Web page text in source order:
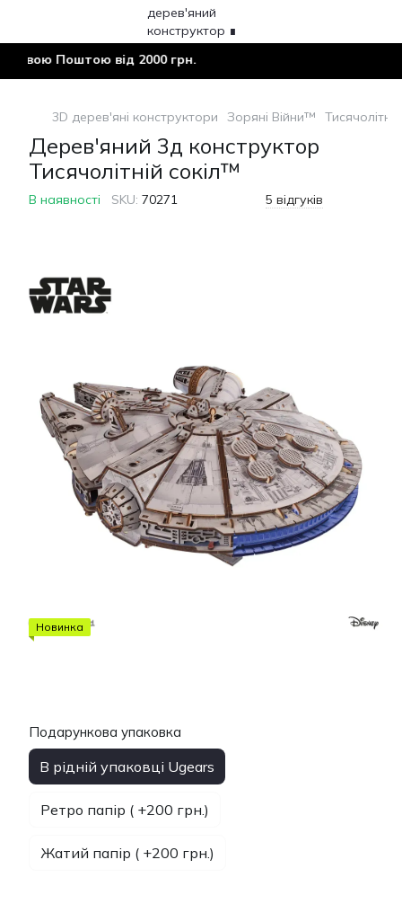
Поштою від 2000 грн.
3D дерев'яні конструктори Зоряні Війни™
Дерев'яний 3д конструктор
Тисячолітній сокіл™
В наявності SKU: 70271 5 відгуків
Новинка
Подарункова упаковка
В рідній упаковці Ugears
Ретро папір ( +200 грн.)
Жатий папір ( +200 грн.)